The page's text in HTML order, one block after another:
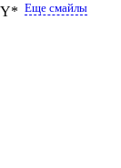
Еще смайлы